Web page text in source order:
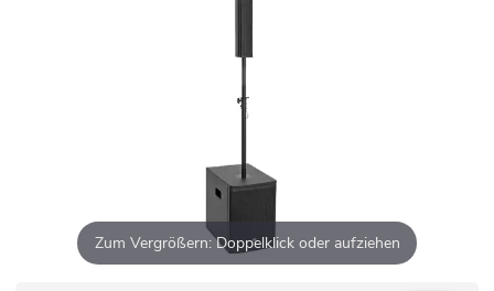
Zum Vergrößern: Doppelklick oder aufziehen